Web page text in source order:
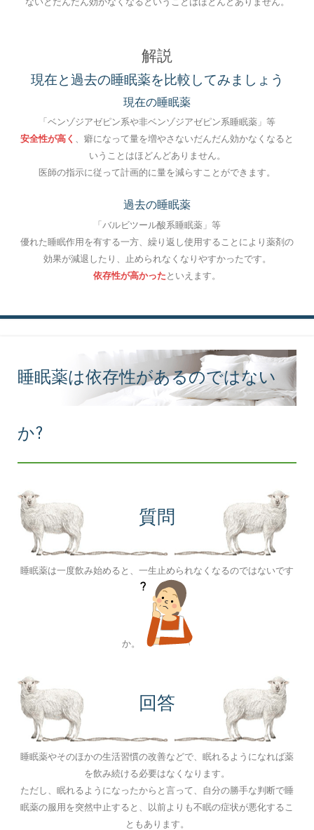
解説
現在と過去の睡眠薬を比較してみましょう
現在の睡眠薬
「ベンゾジアゼピン系や非ベンゾジアゼピン系睡眠薬」等
安全性が高く 、癖になって量を増やさないだんだん効かなくなると
いうことはほどんどありません。
医師の指示に従って計画的に量を減らすことができます。
過去の睡眠薬
「バルビツール酸系睡眠薬」等
優れた睡眠作用を有する一方、繰り返し使用することにより薬剤の
効果が減退したり、止められなくなりやすかったです。
依存性が高かった といえます。
睡眠薬は依存性があるのではない
か?
質問
睡眠薬は一度飲み始めると、一生止められなくなるのではないです
か。
回答
睡眠薬やそのほかの生活習慣の改善などで、眠れるようになれば薬
を飲み続ける必要はなくなります。
ただし、眠れるようになったからと言って、自分の勝手な判断で睡
眠薬の服用を突然中止すると、以前よりも不眠の症状が悪化するこ
ともあります。